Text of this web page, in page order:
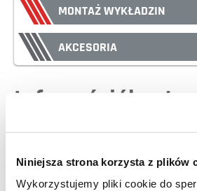
Niniejsza strona korzysta z plików
Wykorzystujemy pliki cookie do
MONTAŻ WYKŁADZIN
AKCESORIA
Információk a